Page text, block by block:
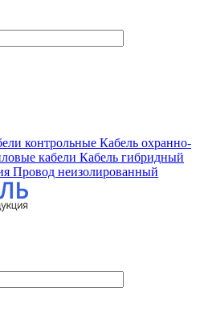
контрольные Кабель охранно-
кабели Кабель гибридный
Провод неизолированный